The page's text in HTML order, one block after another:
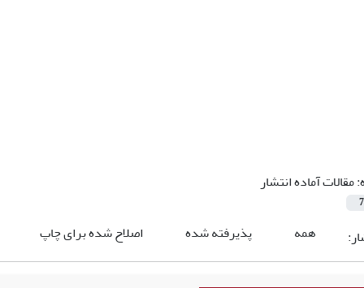
مقالات آماده انتشار
7
همه پذیرفته شده اصلاح شده برای چاپ